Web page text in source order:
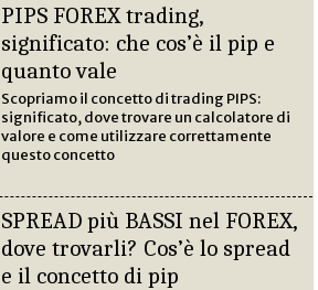
PIPS FOREX trading,
significato: che cos’è il pip e
quanto vale
Scopriamo il concetto di trading PIPS:
significato, dove trovare un calcolatore di
valore e come utilizzare correttamente
questo concetto
SPREAD più BASSI nel FOREX,
dove trovarli? Cos’è lo spread
e il concetto di pip